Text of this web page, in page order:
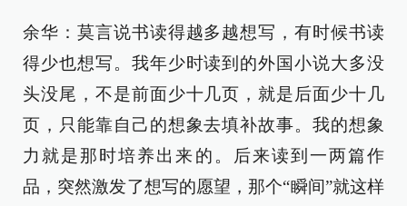
余华：莫言说书读得越多越想写，有时候书读
得少也想写。我年少时读到的外国小说大多没
头没尾，不是前面少十几页，就是后面少十几
页，只能靠自己的想象去填补故事。我的想象
力就是那时培养出来的。后来读到一两篇作
品，突然激发了想写的愿望，那个“瞬间”就这样